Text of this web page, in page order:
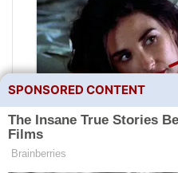
SPONSORED CONTENT